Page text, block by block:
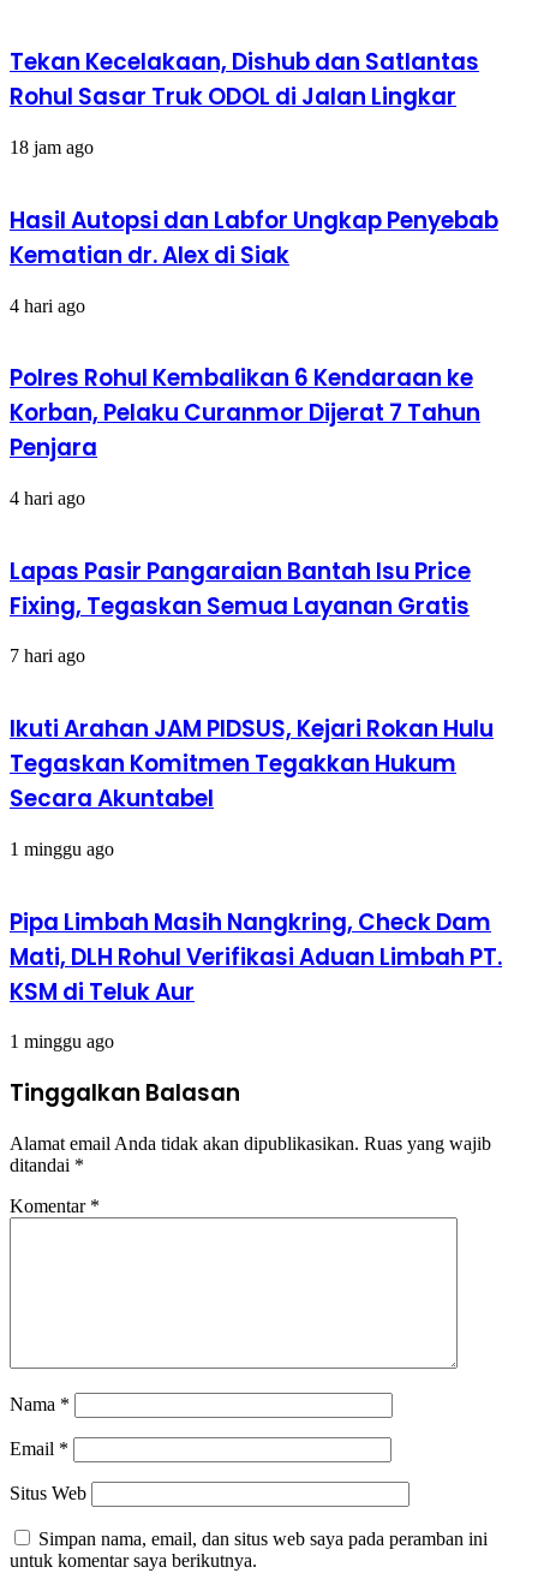
Tekan Kecelakaan, Dishub dan Satlantas
Rohul Sasar Truk ODOL di Jalan Lingkar
18 jam ago
Hasil Autopsi dan Labfor Ungkap Penyebab
Kematian dr. Alex di Siak
4 hari ago
Polres Rohul Kembalikan 6 Kendaraan ke
Korban, Pelaku Curanmor Dijerat 7 Tahun
Penjara
4 hari ago
Lapas Pasir Pangaraian Bantah Isu Price
Fixing, Tegaskan Semua Layanan Gratis
7 hari ago
Ikuti Arahan JAM PIDSUS, Kejari Rokan Hulu
Tegaskan Komitmen Tegakkan Hukum
Secara Akuntabel
1 minggu ago
Pipa Limbah Masih Nangkring, Check Dam
Mati, DLH Rohul Verifikasi Aduan Limbah PT.
KSM di Teluk Aur
1 minggu ago
Tinggalkan Balasan
Alamat email Anda tidak akan dipublikasikan. Ruas yang wajib
ditandai *
Komentar *
Nama *
Email *
Situs Web
Simpan nama, email, dan situs web saya pada peramban ini
untuk komentar saya berikutnya.